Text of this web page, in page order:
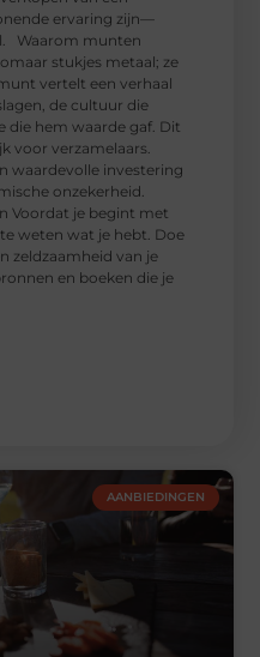
ervaring zijn—
Waarom munten
stukjes metaal; ze
vertelt een verhaal
de cultuur die
die hem waarde gaf. Dit
voor verzamelaars.
waardevolle investering
onzekerheid.
Voordat je begint met
weten wat je hebt. Doe
zeldzaamheid van je
en boeken die je
AANBIEDINGEN